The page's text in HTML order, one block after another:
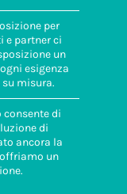
per
e partner ci
un
esigenza
misura.
consente di
di
ancora la
un